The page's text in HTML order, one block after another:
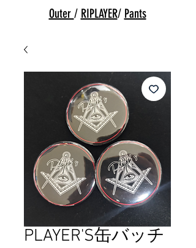
Outer / RIPLAYER/ Pants
PLAYER'S缶バッチ